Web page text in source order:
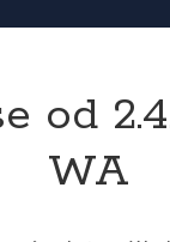
od
WA